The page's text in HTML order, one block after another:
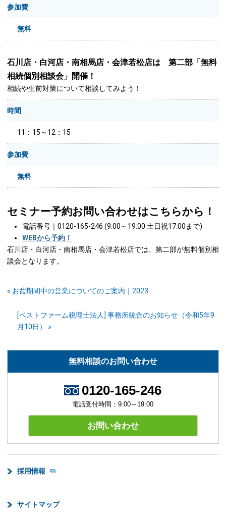
参加費
無料
石川店・白河店・南相馬店・会津若松店は 第二部「無料
相続個別相談会」開催！
相続や生前対策について相談してみよう！
時間
11：15～12：15
参加費
無料
セミナー予約お問い合わせはこちらから！
電話番号｜0120-165-246 (9:00～19:00 土日祝17:00まで)
WEBから予約！
石川店・白河店・南相馬店・会津若松店では、第二部が無料個別相
談会となります。
« お盆期間中の営業についてのご案内｜2023
[ベストファーム税理士法人] 事務所統合のお知らせ（令和5年9
月10日） »
無料相談のお問い合わせ
0120-165-246
電話受付時間：9:00～19:00
お問い合わせ
採用情報
サイトマップ